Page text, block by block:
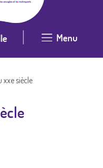
Menu
xxe siècle